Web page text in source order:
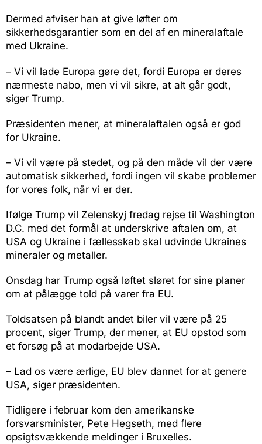
Dermed afviser han at give løfter om
sikkerhedsgarantier som en del af en mineralaftale
med Ukraine.
– Vi vil lade Europa gøre det, fordi Europa er deres
nærmeste nabo, men vi vil sikre, at alt går godt,
siger Trump.
Præsidenten mener, at mineralaftalen også er god
for Ukraine.
– Vi vil være på stedet, og på den måde vil der være
automatisk sikkerhed, fordi ingen vil skabe problemer
for vores folk, når vi er der.
Ifølge Trump vil Zelenskyj fredag rejse til Washington
D.C. med det formål at underskrive aftalen om, at
USA og Ukraine i fællesskab skal udvinde Ukraines
mineraler og metaller.
Onsdag har Trump også løftet sløret for sine planer
om at pålægge told på varer fra EU.
Toldsatsen på blandt andet biler vil være på 25
procent, siger Trump, der mener, at EU opstod som
et forsøg på at modarbejde USA.
– Lad os være ærlige, EU blev dannet for at genere
USA, siger præsidenten.
Tidligere i februar kom den amerikanske
forsvarsminister, Pete Hegseth, med flere
opsigtsvækkende meldinger i Bruxelles.